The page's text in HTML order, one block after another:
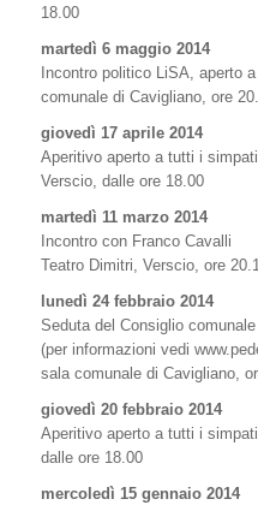
18.00
martedì 6 maggio 2014
Incontro politico LiSA, aperto
comunale di Cavigliano, ore
giovedì 17 aprile 2014
Aperitivo aperto a tutti i
Verscio, dalle ore 18.00
martedì 11 marzo 2014
Incontro con Franco Cavalli
Teatro Dimitri, Verscio, ore
lunedì 24 febbraio 2014
Seduta del Consiglio comunale
(per informazioni vedi
sala comunale di Cavigliano,
giovedì 20 febbraio 2014
Aperitivo aperto a tutti i
dalle ore 18.00
mercoledì 15 gennaio 2014